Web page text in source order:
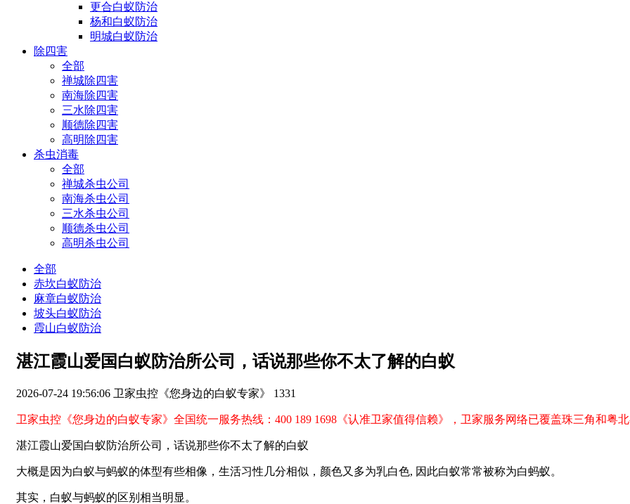
更合白蚁防治
杨和白蚁防治
明城白蚁防治
除四害
全部
禅城除四害
南海除四害
三水除四害
顺德除四害
高明除四害
杀虫消毒
全部
禅城杀虫公司
南海杀虫公司
三水杀虫公司
顺德杀虫公司
高明杀虫公司
全部
赤坎白蚁防治
麻章白蚁防治
坡头白蚁防治
霞山白蚁防治
湛江霞山爱国白蚁防治所公司，话说那些你不太了解的白蚁
2026-07-24 19:56:06 卫家虫控《您身边的白蚁专家》 1331
卫家虫控《您身边的白蚁专家》全国统一服务热线：400 189 1698《认准卫家值得信赖》，卫家服务网络已覆盖珠三角和粤北
湛江霞山爱国白蚁防治所公司，话说那些你不太了解的白蚁
大概是因为白蚁与蚂蚁的体型有些相像，生活习性几分相似，颜色又多为乳白色, 因此白蚁常常被称为白蚂蚁。
其实，白蚁与蚂蚁的区别相当明显。